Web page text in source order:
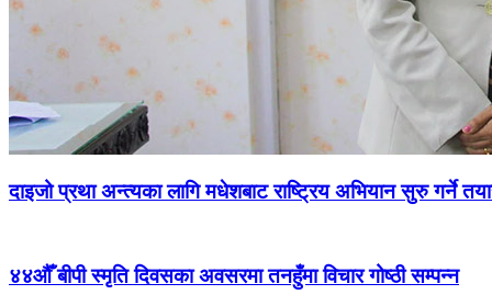
दाइजो प्रथा अन्त्यका लागि मधेशबाट राष्ट्रिय अभियान सुरु गर्ने
४४औँ बीपी स्मृति दिवसका अवसरमा तनहुँमा विचार गोष्ठी सम्पन्न